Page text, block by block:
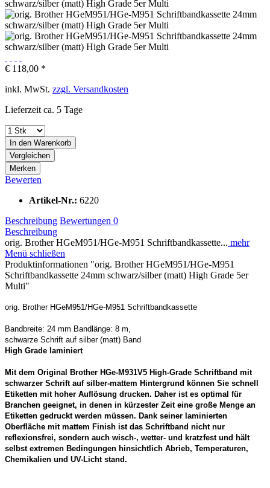
€ 118,00 *
inkl. MwSt. zzgl. Versandkosten
Lieferzeit ca. 5 Tage
In den Warenkorb
Vergleichen
Merken
Bewerten
Artikel-Nr.: 6220
Beschreibung Bewertungen 0
Beschreibung
orig. Brother HGeM951/HGe-M951 Schriftbandkassette... mehr
Menü schließen
Produktinformationen "orig. Brother HGeM951/HGe-M951
Schriftbandkassette 24mm schwarz/silber (matt) High Grade 5er
Multi"
orig. Brother HGeM951/HGe-M951 Schriftbandkassette
Bandbreite: 24 mm Bandlänge: 8 m,
schwarze Schrift auf silber (matt) Band
High Grade laminiert
Mit dem Original Brother HGe-M931V5 High-Grade Schriftband mit
schwarzer Schrift auf silber-mattem Hintergrund können Sie schnell
Etiketten mit hoher Auflösung drucken. Daher ist es optimal für
Branchen geeignet, in denen in kürzester Zeit eine große Menge an
Etiketten gedruckt werden müssen. Dank seiner laminierten
Oberfläche mit mattem Finish ist das Schriftband nicht nur
reflexionsfrei, sondern auch wisch-, wetter- und kratzfest und hält
selbst extremen Bedingungen hinsichtlich Abrieb, Temperaturen,
Chemikalien und UV-Licht stand.